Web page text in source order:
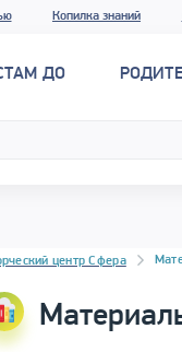
Копилка знаний
ДО
новостей
центр Сфера